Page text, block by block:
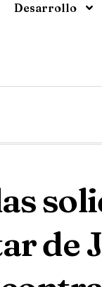
Desarrollo
de